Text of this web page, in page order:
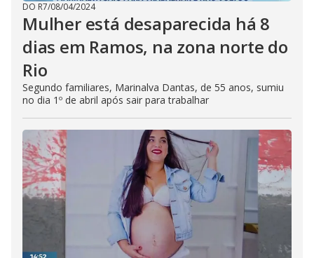
DO R7/08/04/2024
Mulher está desaparecida há 8
dias em Ramos, na zona norte do
Rio
Segundo familiares, Marinalva Dantas, de 55 anos, sumiu
no dia 1º de abril após sair para trabalhar